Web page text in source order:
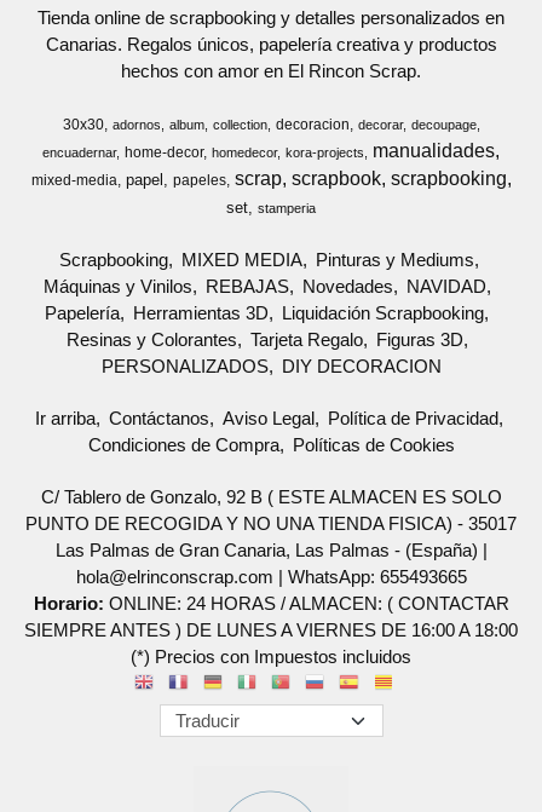
Tienda online de scrapbooking y detalles personalizados en
Canarias. Regalos únicos, papelería creativa y productos
hechos con amor en El Rincon Scrap.
30x30 adornos album collection decoracion decorar
decoupage
encuadernar
home-decor homedecor kora-projects manualidades
mixed-media papel papeles scrap scrapbook scrapbooking
set stamperia
Scrapbooking MIXED MEDIA
Pinturas y Mediums
Máquinas y Vinilos
REBAJAS Novedades
NAVIDAD
Papelería
Herramientas 3D
Liquidación Scrapbooking
Resinas y Colorantes
Tarjeta Regalo
Figuras 3D
PERSONALIZADOS
DIY DECORACION
Ir arriba Contáctanos Aviso Legal
Política de Privacidad
Condiciones de Compra
Políticas de Cookies
C/ Tablero de Gonzalo, 92 B ( ESTE ALMACEN ES SOLO
PUNTO DE RECOGIDA Y NO UNA TIENDA FISICA) - 35017
Las Palmas de Gran Canaria, Las Palmas - (España) |
hola@elrinconscrap.com | WhatsApp: 655493665
Horario: ONLINE: 24 HORAS / ALMACEN: ( CONTACTAR
SIEMPRE ANTES ) DE LUNES A VIERNES DE 16:00 A 18:00
(*) Precios con Impuestos incluidos